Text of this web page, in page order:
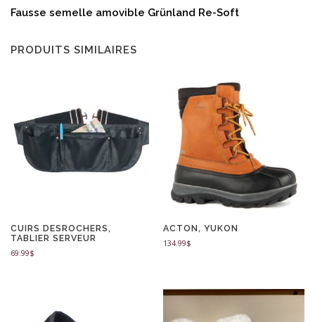
Fausse semelle amovible Grünland Re-Soft
PRODUITS SIMILAIRES
CUIRS DESROCHERS,
TABLIER SERVEUR
69.99$
ACTON, YUKON
134.99$